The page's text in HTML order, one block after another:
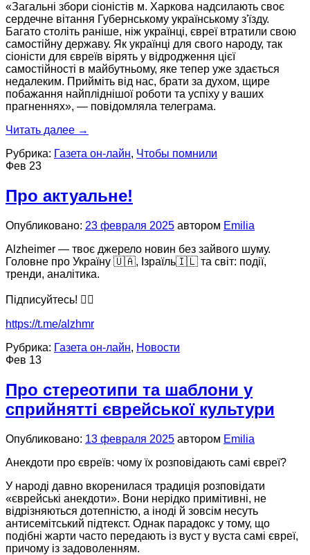
«Загальні збори сіоністів м. Харкова надсилають своє
сердечне вітання Губернському українському з'їзду.
Багато століть раніше, ніж українці, євреї втратили свою
самостійну державу. Як українці для свого народу, так
сіоністи для євреїв вірять у відродження цієї
самостійності в майбутньому, яке тепер уже здається
недалеким. Прийміть від нас, брати за духом, щире
побажання найпліднішої роботи та успіху у ваших
прагненнях», — повідомляла телеграма.
Читать далее →
Рубрика: Газета он-лайн, Чтобы помнили
Фев 23
Про актуальне!
Опубликовано: 23 февраля 2025 автором Emilia
Alzheimer — твоє джерело новин без зайвого шуму.
Головне про Україну 🇺🇦, Ізраїль🇮🇱 та світ: події,
тренди, аналітика.
Підписуйтесь! 👇🏻
https://t.me/alzhmr
Рубрика: Газета он-лайн, Новости
Фев 13
Про стереотипи та шаблони у
сприйнятті єврейської культури
Опубликовано: 13 февраля 2025 автором Emilia
Анекдоти про євреїв: чому їх розповідають самі євреї?
У народі давно вкоренилася традиція розповідати
«єврейські анекдоти». Вони нерідко примітивні, не
відрізняються дотепністю, а іноді й зовсім несуть
антисемітський підтекст. Однак парадокс у тому, що
подібні жарти часто передають із вуст у вуста самі євреї,
причому із задоволенням.